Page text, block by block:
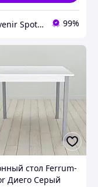
Souvenir Spot - Оригинальные сувенирные изделия 99%
стол Ferrum-
Диего Серый